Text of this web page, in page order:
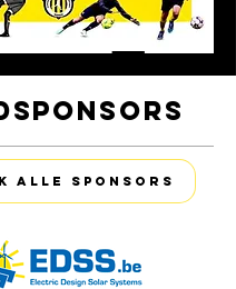
alle sponsors